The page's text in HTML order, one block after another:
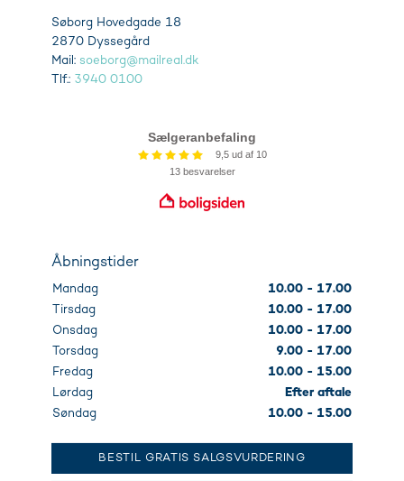
Søborg Hovedgade 18
2870 Dyssegård
Mail: soeborg@mailreal.dk
Tlf.: 3940 0100
Åbningstider
Mandag
10.00 - 17.00
Tirsdag
10.00 - 17.00
Onsdag
10.00 - 17.00
Torsdag
9.00 - 17.00
Fredag
10.00 - 15.00
Lørdag
Efter aftale
Søndag 10.00 - 15.00
BESTIL GRATIS SALGSVURDERING